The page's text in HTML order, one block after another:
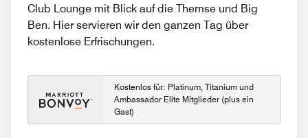
Club Lounge mit Blick auf die Themse und Big
Ben. Hier servieren wir den ganzen Tag über
kostenlose Erfrischungen.
Kostenlos für: Platinum, Titanium und
Ambassador Elite Mitglieder (plus ein
Gast)